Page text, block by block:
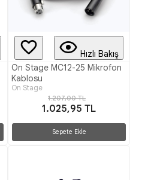
Hızlı Bakış
On Stage MC12-25 Mikrofon
Kablosu
On Stage
1.207,00 TL
1.025,95 TL
Sepete Ekle